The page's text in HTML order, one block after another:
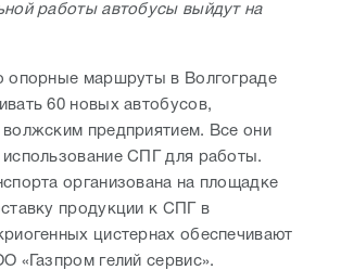
работы автобусы выйдут на
опорные маршруты в Волгограде
60 новых автобусов,
волжским предприятием. Все они
использование СПГ для работы.
организована на площадке
продукции к СПГ в
цистернах обеспечивают
«Газпром гелий сервис».